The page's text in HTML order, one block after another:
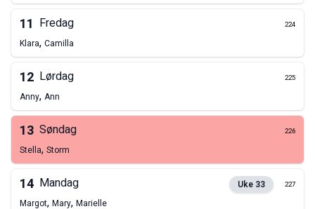
11 Fredag 224
Klara, Camilla
12 Lørdag 225
Anny, Ann
13 Søndag 226
Stella, Storm
14 Mandag Uke 33 227
Margot, Mary, Marielle